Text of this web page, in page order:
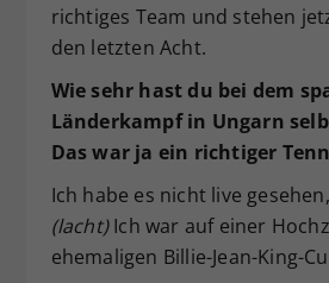
richtiges Team und stehen
den letzten Acht.
Wie sehr hast du bei dem
Länderkampf in Ungarn
Das war ja ein richtiger
Ich habe es nicht live
(lacht)Ich war auf einer
ehemaligen Billie-Jean-King-